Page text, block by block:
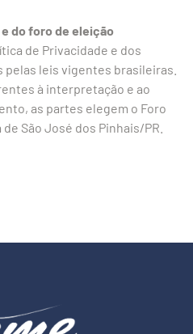
do foro de eleição
de Privacidade e dos
pelas leis vigentes brasileiras.
à interpretação e ao
as partes elegem o Foro
São José dos Pinhais/PR.